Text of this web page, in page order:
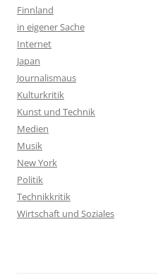
Finnland
in eigener Sache
Internet
Japan
Journalismaus
Kulturkritik
Kunst und Technik
Medien
Musik
New York
Politik
Technikkritik
Wirtschaft und Soziales